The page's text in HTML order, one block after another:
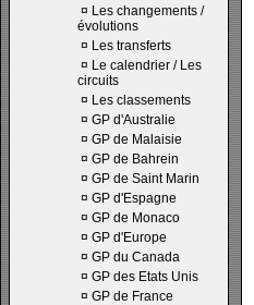
¤ Les changements /
évolutions
¤ Les transferts
¤ Le calendrier / Les
circuits
¤ Les classements
¤ GP d'Australie
¤ GP de Malaisie
¤ GP de Bahrein
¤ GP de Saint Marin
¤ GP d'Espagne
¤ GP de Monaco
¤ GP d'Europe
¤ GP du Canada
¤ GP des Etats Unis
¤ GP de France